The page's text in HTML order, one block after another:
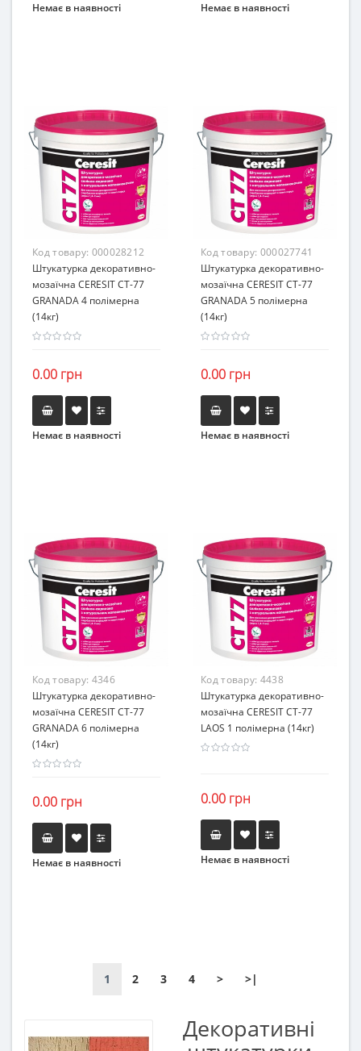
Немає в наявності Немає в наявності
Код товару: 000028212
Штукатурка декоративно-
мозаїчна CERESIT CT-77
GRANADA 4 полімерна
(14кг)
0.00 грн
Немає в наявності
Код товару: 000027741
Штукатурка декоративно-
мозаїчна CERESIT CT-77
GRANADA 5 полімерна
(14кг)
0.00 грн
Немає в наявності
Код товару: 4346
Штукатурка декоративно-
мозаїчна CERESIT CT-77
GRANADA 6 полімерна
(14кг)
0.00 грн
Немає в наявності
Код товару: 4438
Штукатурка декоративно-
мозаїчна CERESIT CT-77
LAOS 1 полімерна (14кг)
0.00 грн
Немає в наявності
1 2 3 4 > >|
Декоративні